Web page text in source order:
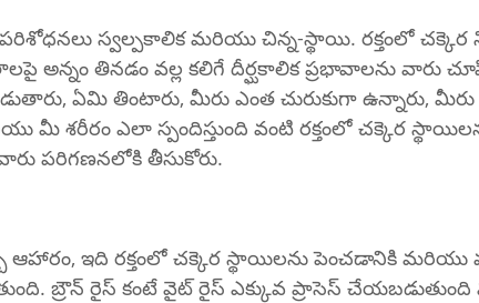
స్వల్పకాలిక మరియు చిన్న-స్థాయి. రక్తంలో
అన్నం తినడం వల్ల కలిగే దీర్ఘకాలిక ప్రభావాలను వారు
ఏమి తింటారు, మీరు ఎంత చురుకుగా ఉన్నారు, మీరు
మీ శరీరం ఎలా స్పందిస్తుంది వంటి రక్తంలో చక్కెర
పరిగణనలోకి తీసుకోరు.
ఆహారం, ఇది రక్తంలో చక్కెర స్థాయిలను పెంచడానికి
బ్రౌన్ రైస్ కంటే వైట్ రైస్ ఎక్కువ ప్రాసెస్